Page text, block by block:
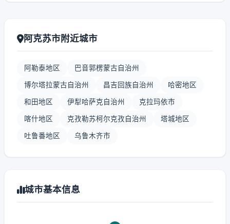
阿克苏市附近城市
阿勒泰地区 巴音郭楞蒙古自治州
博尔塔拉蒙古自治州 昌吉回族自治州 哈密地区
和田地区 伊犁哈萨克自治州 克拉玛依市
喀什地区 克孜勒苏柯尔克孜自治州 塔城地区
吐鲁番地区 乌鲁木齐市
城市基本信息